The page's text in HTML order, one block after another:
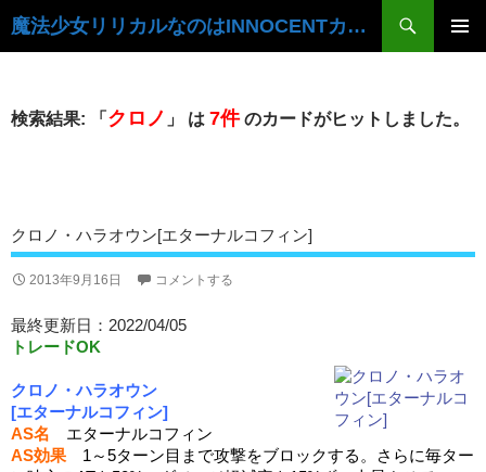
魔法少女リリカルなのはINNOCENTカードデータベース
検
索
イ
ュ
ン
ッ
プ
検索結果: 「 クロノ 」 は 7件のカードがヒットしました。
クロノ・ハラオウン[エターナルコフィン]
2013年9月16日 コメントする
最終更新日：2022/04/05
トレードOK
クロノ・ハラオウン
[エターナルコフィン]
AS名 エターナルコフィン
AS効果 1～5ターン目まで攻撃をブロックする。さらに毎ター